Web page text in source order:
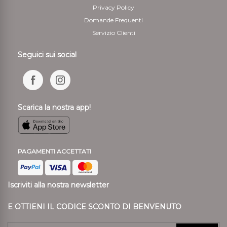
Privacy Policy
Domande Frequenti
Servizio Clienti
Seguici sui social
Scarica la nostra app!
PAGAMENTI ACCETTATI
Iscriviti alla nostra newsletter
E OTTIENI IL CODICE SCONTO DI BENVENUTO